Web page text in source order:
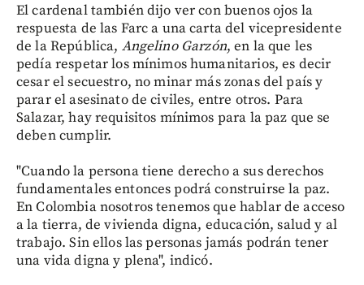
El cardenal también dijo ver con buenos ojos la
respuesta de las Farc a una carta del vicepresidente
de la República, Angelino Garzón, en la que les
pedía respetar los mínimos humanitarios, es decir
cesar el secuestro, no minar más zonas del país y
parar el asesinato de civiles, entre otros. Para
Salazar, hay requisitos mínimos para la paz que se
deben cumplir.
"Cuando la persona tiene derecho a sus derechos
fundamentales entonces podrá construirse la paz.
En Colombia nosotros tenemos que hablar de acceso
a la tierra, de vivienda digna, educación, salud y al
trabajo. Sin ellos las personas jamás podrán tener
una vida digna y plena", indicó.